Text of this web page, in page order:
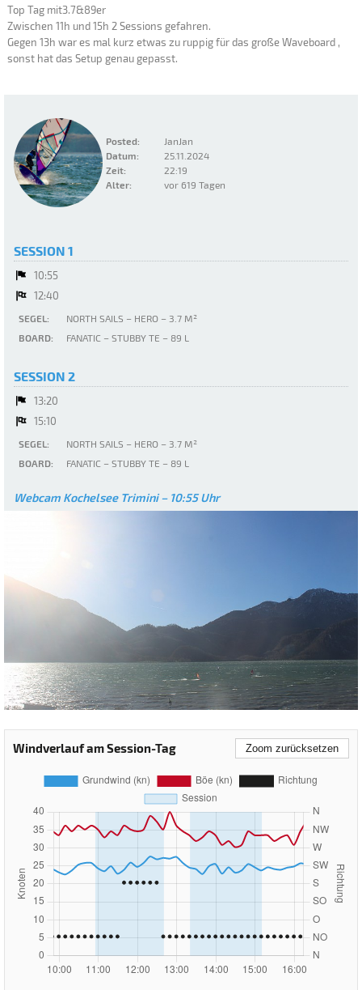
Posted:
JanJan
Datum:
25.11.2024
Zeit:
22:19
Alter:
vor 619 Tagen
Top Tag mit3.7&89er
Zwischen 11h und 15h 2 Sessions gefahren.
Gegen 13h war es mal kurz etwas zu ruppig für das große Waveboard ,
sonst hat das Setup genau gepasst.
SESSION 1
10:55
12:40
SEGEL:
NORTH SAILS – HERO – 3.7 M²
BOARD:
FANATIC – STUBBY TE – 89 L
SESSION 2
13:20
15:10
SEGEL:
NORTH SAILS – HERO – 3.7 M²
BOARD:
FANATIC – STUBBY TE – 89 L
Webcam Kochelsee Trimini – 10:55 Uhr
Windverlauf am Session-Tag Zoom zurücksetzen